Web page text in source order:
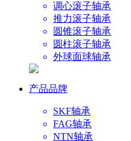
调心滚子轴承
推力滚子轴承
圆锥滚子轴承
圆柱滚子轴承
外球面球轴承
产品品牌
SKF轴承
FAG轴承
NTN轴承